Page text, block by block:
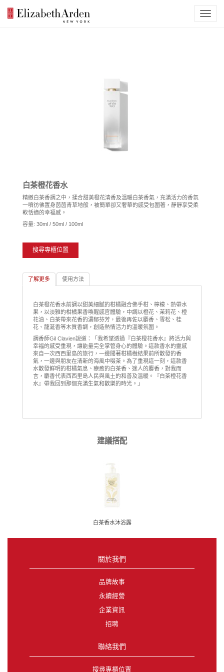
白茶橙花香水
精緻白茶香調之中，揉合甜美橙花清香及溫暖白茶香氣，充滿活力的香氛
一噴彷彿置身茵茵青草地般，被簡單卻又奢華的感受包圍著，靜靜享受柔
軟恬適的幸福感。
容量: 30ml / 50ml / 100ml
搜尋專櫃位置
了解更多 使用方法
白茶橙花香水前調以甜美細膩的柑橘融合佛手柑、檸檬、熱帶水
果，以淡雅的柑橘果香喚醒感官體驗，中調以橙花、茉莉花、橙
花油、白茶帶來花香的濃郁芬芳，最後再佐以麝香、雪松、桂
花、龍涎香等木質香調，創造熱情活力的溫暖氛圍。
調香師Gil Clavien說道：「我希望透過『白茶橙花香水』將活力與
幸福的感受重現，讓能量完全掌管身心的體驗。這款香水的靈感
來自一次西西里島的旅行，一邊聞著柑橘樹結果前所散發的香
氣，一邊與朋友在清新的海風中啜茶。為了重現這一刻，這款香
水散發鮮明的柑橘氣息、療癒的白茶香、迷人的麝香，對我而
言，麝香代表西西里島人民與風土的和善及溫暖。『白茶橙花香
水』帶我回到那個充滿生氣和歡樂的時光。」
建議搭配
白茶香水沐浴露
關於我們
品牌故事
永續經營
企業資訊
招聘
聯絡我們
搜尋專櫃位置